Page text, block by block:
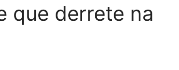
que derrete na